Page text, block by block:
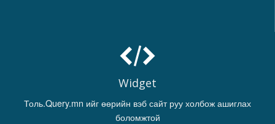
Widget
Толь.Query.mn ийг өөрийн вэб сайт руу холбож ашиглах
боломжтой